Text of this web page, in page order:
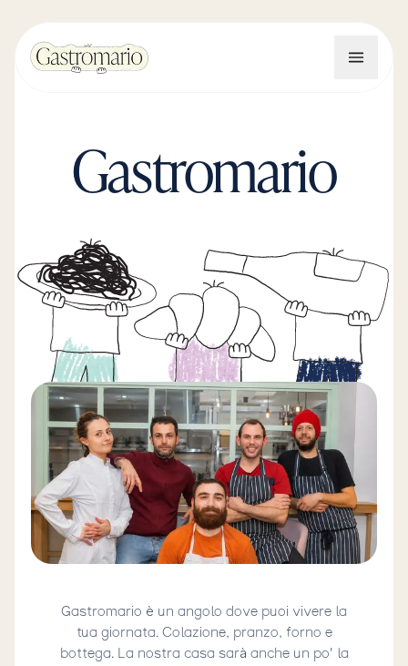
Gastromario
Gastromario è un angolo dove puoi vivere la
tua giornata. Colazione, pranzo, forno e
bottega. La nostra casa sarà anche un po' la